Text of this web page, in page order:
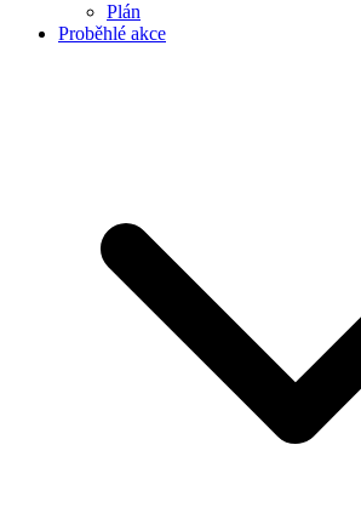
Plán
Proběhlé akce